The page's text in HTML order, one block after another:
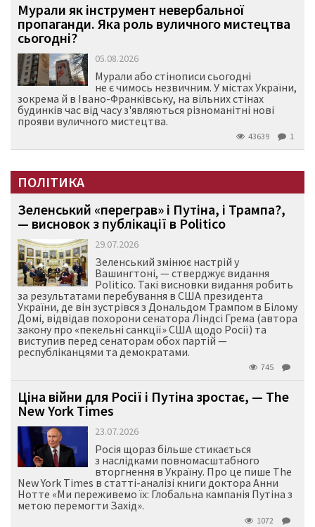
Мурали як інструмент невербальної
пропаганди. Яка роль вуличного мистецтва
сьогодні?
05.08.2026
Мурали або стінописи сьогодні
не є чимось незвичним. У містах України,
зокрема й в Івано-Франківську, на вільних стінах
будинків час від часу з'являються різноманітні нові
прояви вуличного мистецтва.
43639 1
ПОЛІТИКА
Зеленський «переграв» і Путіна, і Трампа?,
— висновок з публікації в Politico
29.07.2026
Зеленський змінює настрій у
Вашингтоні, — стверджує видання
Politico. Такі висновки видання робить
за результатами перебування в США президента
України, де він зустрівся з Дональдом Трампом в Білому
Домі, відвідав похорони сенатора Ліндсі Грема (автора
закону про «пекельні санкції» США щодо Росії) та
виступив перед сенаторам обох партій —
республіканцями та демократами.
745
Ціна війни для Росії і Путіна зростає, — The
New York Times
23.07.2026
Росія щораз більше стикається
з наслідками повномасштабного
вторгнення в Україну. Про це пише The
New York Times в статті-аналізі книги доктора Анни
Нотте «Ми переживемо їх: Глобальна кампанія Путіна з
метою перемогти Захід».
1072